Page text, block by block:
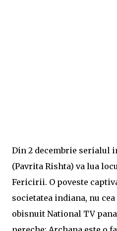
Din 2 decembrie serialul
(Pavrita Rishta) va lua
Fericirii. O poveste
societatea indiana, nu cea
obisnuit National TV